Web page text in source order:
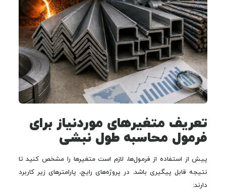
تعریف متغیرهای موردنیاز برای
فرمول محاسبه طول نبشی
پیش از استفاده از فرمول‌ها، لازم است متغیرها را مشخص کنید تا
نتیجه قابل پیگیری باشد. در پروژه‌های رایج، پارامترهای زیر کاربرد
دارند: